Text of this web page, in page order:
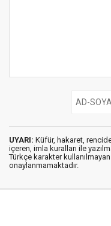
UYARI: Küfür, hakaret,
içeren, imla kuralları ile
Türkçe karakter
onaylanmamaktadır.